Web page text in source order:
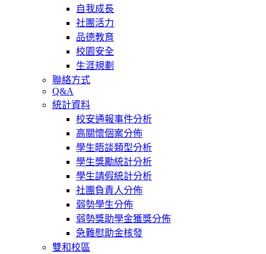
自我成長
社團活力
品德教育
校園安全
生涯規劃
聯絡方式
Q&A
統計資料
校安通報事件分析
高關懷個案分佈
學生晤談類型分析
學生獎勵統計分析
學生請假統計分析
社團負責人分佈
弱勢學生分佈
弱勢獎助學金獲獎分佈
急難慰助金核發
雙和校區